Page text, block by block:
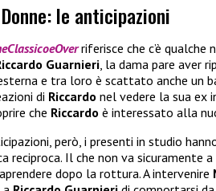
le anticipazioni
riferisce che c’è qualche
Guarnieri, la dama pare aver
e tra loro è scattato anche un
di Riccardo nel vedere la sua ex
che Riccardo è interessato alla
però, i presenti in studio
reciproca. Il che non va sicuramente
dopo la rottura. A intervenire